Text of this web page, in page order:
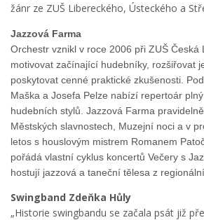
žánr ze ZUŠ Libereckého, Ústeckého a
Jazzová Farma
Orchestr vznikl v roce 2006 při ZUŠ Česká
motivovat začínající hudebníky, rozšiřovat
poskytovat cenné praktické zkušenosti.
Maška a Josefa Pelze nabízí repertoár
hudebních stylů. Jazzová Farma
Městských slavnostech, Muzejní noci a v
letos s houslovým mistrem Romanem
pořádá vlastní cyklus koncertů Večery s
hostují jazzová a taneční tělesa z
Swingband Zdeňka Hůly
„Historie swingbandu se začala psát již